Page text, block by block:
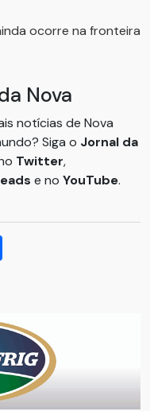
ocorre na fronteira
Nova
notícias de Nova
Siga o Jornal da
Twitter,
e no YouTube.